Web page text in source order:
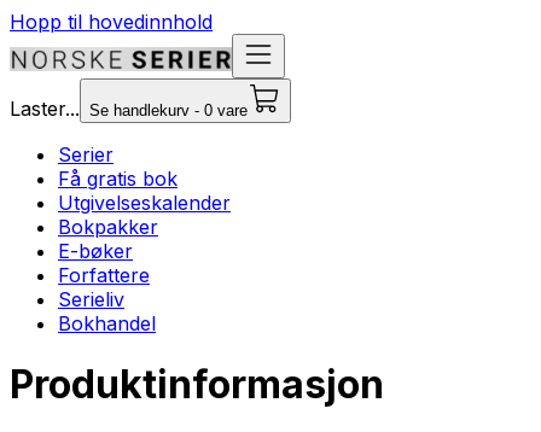
Hopp til hovedinnhold
Laster... Se handlekurv - 0 vare
Serier
Få gratis bok
Utgivelseskalender
Bokpakker
E-bøker
Forfattere
Serieliv
Bokhandel
Produktinformasjon